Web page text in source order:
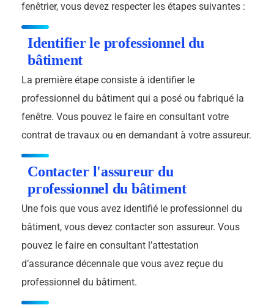
fenêtrier, vous devez respecter les étapes suivantes :
Identifier le professionnel du
bâtiment
La première étape consiste à identifier le
professionnel du bâtiment qui a posé ou fabriqué la
fenêtre. Vous pouvez le faire en consultant votre
contrat de travaux ou en demandant à votre assureur.
Contacter l'assureur du
professionnel du bâtiment
Une fois que vous avez identifié le professionnel du
bâtiment, vous devez contacter son assureur. Vous
pouvez le faire en consultant l’attestation
d’assurance décennale que vous avez reçue du
professionnel du bâtiment.